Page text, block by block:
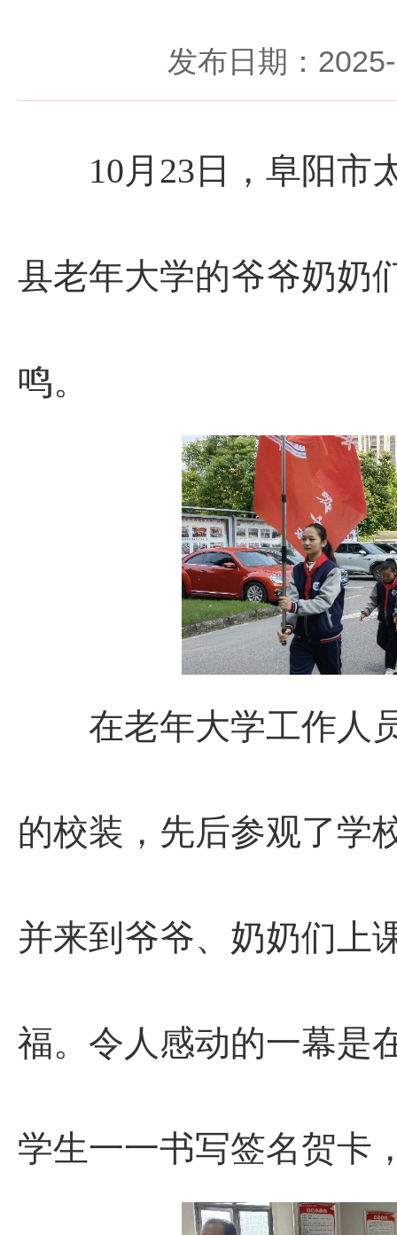
发布日期：
10月23日，阜阳市
县老年大学的爷爷奶奶
鸣。
在老年大学工作人员
的校装，先后参观了学
并来到爷爷、奶奶们上
福。令人感动的一幕是
学生一一书写签名贺卡